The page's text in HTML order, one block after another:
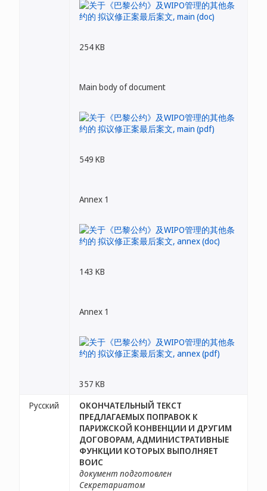
254 KB
Main body of document
549 KB
Annex 1
143 KB
Annex 1
357 KB
Русский
ОКОНЧАТЕЛЬНЫЙ ТЕКСТ
ПРЕДЛАГАЕМЫХ ПОПРАВОК К
ПАРИЖСКОЙ КОНВЕНЦИИ И ДРУГИМ
ДОГОВОРАМ, АДМИНИСТРАТИВНЫЕ
ФУНКЦИИ КОТОРЫХ ВЫПОЛНЯЕТ
ВОИС
документ подготовлен
Секретариатом